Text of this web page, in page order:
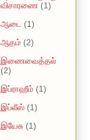
விசாரணை (1)
ஆடை (1)
ஆதம் (2)
இணைவைத்தல்
(2)
இப்ராஹீம் (1)
இப்லீஸ் (1)
இயேசு (1)